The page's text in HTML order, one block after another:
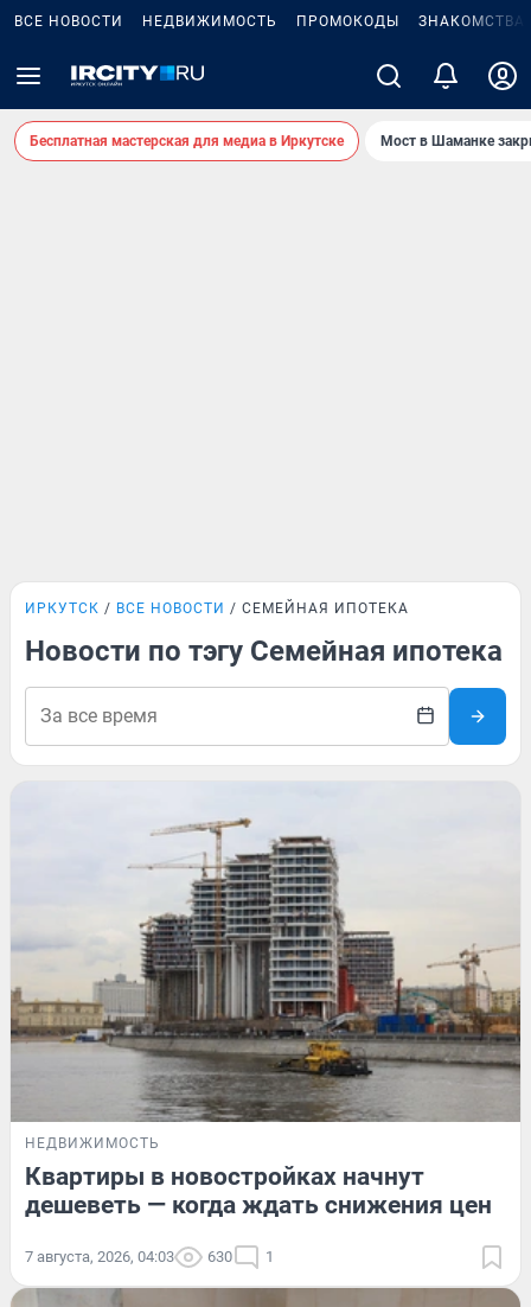
ВСЕ НОВОСТИ НЕДВИЖИМОСТЬ ПРОМОКОДЫ ЗНАКОМСТВА
Бесплатная мастерская для медиа в Иркутске Мост в Шаманке
ИРКУТСК ВСЕ НОВОСТИ СЕМЕЙНАЯ ИПОТЕКА
Новости по тэгу Семейная ипотека
НЕДВИЖИМОСТЬ
Квартиры в новостройках начнут
дешеветь — когда ждать снижения цен
7 августа, 2026, 04:03 630 1